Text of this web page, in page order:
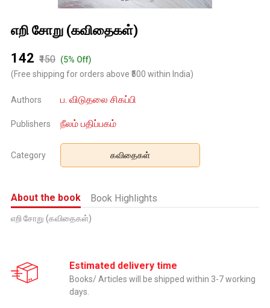
எறி சோறு (கவிதைகள்)
₹142 ₹150 (5% Off)
(Free shipping for orders above ₹500 within India)
Authors ப. விடுதலை சிகப்பி
Publishers நீலம் பதிப்பகம்
Category கவிதைகள்
About the book Book Highlights
எறி சோறு (கவிதைகள்)
Estimated delivery time
Books/ Articles will be shipped within 3-7 working
days.